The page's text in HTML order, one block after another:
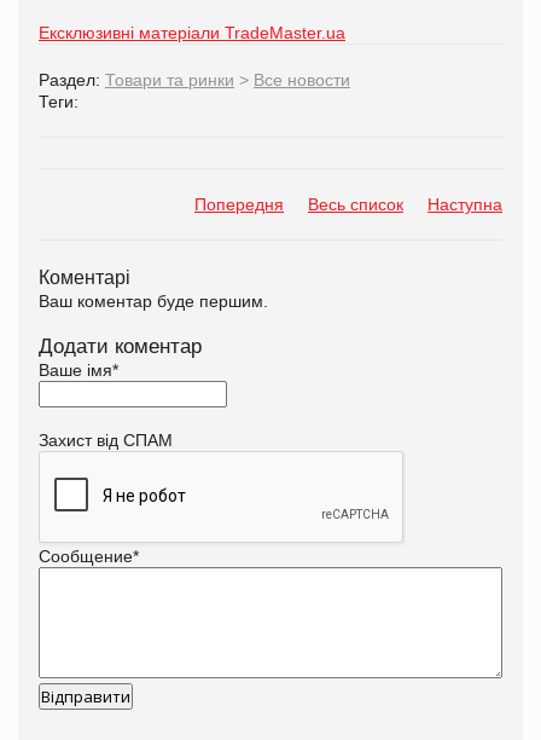
Ексклюзивні матеріали TradeMaster.ua
Раздел: Товари та ринки > Все новости
Теги:
Попередня Весь список Наступна
Коментарі
Ваш коментар буде першим.
Додати коментар
Ваше імя*
Захист від СПАМ
Сообщение*